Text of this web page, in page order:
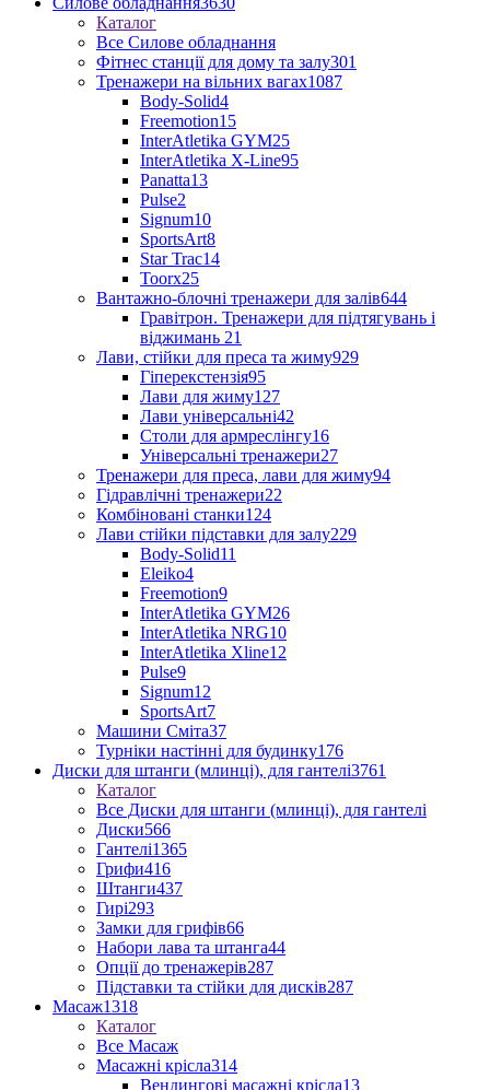
Каталог
Все Силове обладнання
Фітнес станції для дому та залу301
Тренажери на вільних вагах1087
Body-Solid4
Freemotion15
InterAtletika GYM25
InterAtletika X-Line95
Panatta13
Pulse2
Signum10
SportsArt8
Star Trac14
Toorx25
Вантажно-блочні тренажери для залів644
Гравітрон. Тренажери для підтягувань і
віджимань 21
Лави, стійки для преса та жиму929
Гіперекстензія95
Лави для жиму127
Лави універсальні42
Столи для армреслінгу16
Універсальні тренажери27
Тренажери для преса, лави для жиму94
Гідравлічні тренажери22
Комбіновані станки124
Лави стійки підставки для залу229
Body-Solid11
Eleiko4
Freemotion9
InterAtletika GYM26
InterAtletika NRG10
InterAtletika Xline12
Pulse9
Signum12
SportsArt7
Машини Сміта37
Турніки настінні для будинку176
Диски для штанги (млинці), для гантелі3761
Каталог
Все Диски для штанги (млинці), для гантелі
Диски566
Гантелі1365
Грифи416
Штанги437
Гирі293
Замки для грифів66
Набори лава та штанга44
Опції до тренажерів287
Підставки та стійки для дисків287
Масаж1318
Каталог
Все Масаж
Масажні крісла314
Вендингові масажні крісла13